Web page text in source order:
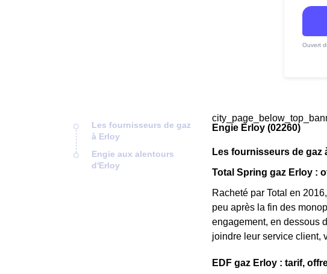
Ouvert
Les fournisseurs de gaz
à Erloy
Engie aux alentours
d'Erloy
Engie Erloy (02260)
Les fournisseurs de gaz
Total Spring gaz Erloy :
Racheté par Total en
peu après la fin des
engagement, en dessous
joindre leur service client,
EDF gaz Erloy : tarif,